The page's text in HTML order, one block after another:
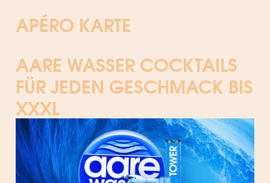
APÉRO KARTE
AARE WASSER COCKTAILS
FÜR JEDEN GESCHMACK BIS
XXXL